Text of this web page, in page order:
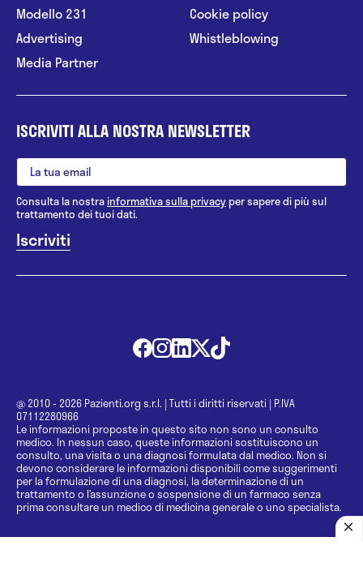
Modello 231
Advertising
Media Partner
Cookie policy
Whistleblowing
ISCRIVITI ALLA NOSTRA NEWSLETTER
Consulta la nostrainformativa sulla privacy per sapere di più sul
trattamento dei tuoi dati.
@ 2010 - 2026 Pazienti.org s.r.l. | Tutti i diritti riservati | P.IVA
07112280966
Le informazioni proposte in questo sito non sono un consulto
medico. In nessun caso, queste informazioni sostituiscono un
consulto, una visita o una diagnosi formulata dal medico. Non si
devono considerare le informazioni disponibili come suggerimenti
per la formulazione di una diagnosi, la determinazione di un
trattamento o l’assunzione o sospensione di un farmaco senza
prima consultare un medico di medicina generale o uno specialista.